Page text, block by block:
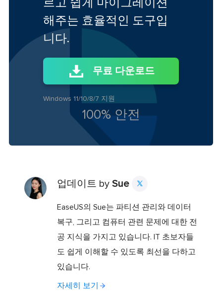
르고 쉽게 마이그레이션
해주는 효율적인 도구입
니다.
무료 다운로드
Windows 11/10/8/7 지원
100% 안전
업데이트 by Sue 
EaseUS의 Sue는 파티션 관리와 데이터
복구, 그리고 컴퓨터 관련 문제에 대한 전
공 지식을 가지고 있습니다. IT 초보자들
도 쉽게 이해할 수 있도록 최선을 다하고
있습니다.
자세히 보기